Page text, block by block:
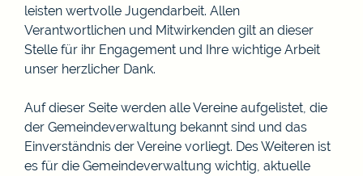
leisten wertvolle Jugendarbeit. Allen
Verantwortlichen und Mitwirkenden gilt an dieser
Stelle für ihr Engagement und Ihre wichtige Arbeit
unser herzlicher Dank.
Auf dieser Seite werden alle Vereine aufgelistet, die
der Gemeindeverwaltung bekannt sind und das
Einverständnis der Vereine vorliegt. Des Weiteren ist
es für die Gemeindeverwaltung wichtig, aktuelle